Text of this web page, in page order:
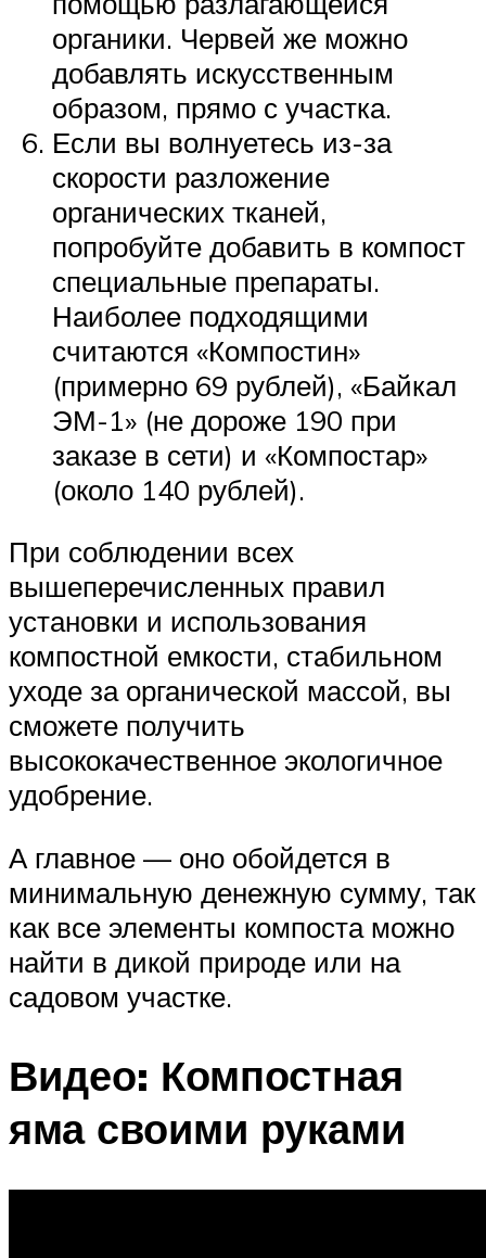
органики. Червей же можно
добавлять искусственным
образом, прямо с участка.
Если вы волнуетесь из-за
скорости разложение
органических тканей,
попробуйте добавить в компост
специальные препараты.
Наиболее подходящими
считаются «Компостин»
(примерно 69 рублей), «Байкал
ЭМ-1» (не дороже 190 при
заказе в сети) и «Компостар»
(около 140 рублей).
При соблюдении всех
вышеперечисленных правил
установки и использования
компостной емкости, стабильном
уходе за органической массой, вы
сможете получить
высококачественное экологичное
удобрение.
А главное — оно обойдется в
минимальную денежную сумму, так
как все элементы компоста можно
найти в дикой природе или на
садовом участке.
Видео: Компостная
яма своими руками